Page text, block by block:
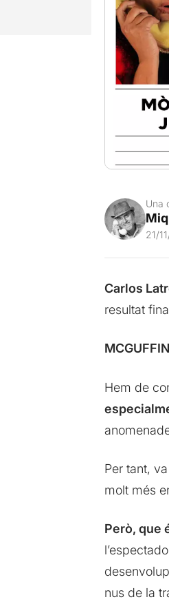
Una
21/
Carlos
resultat
MCGUFFIN
Hem de
Per tant,
molt més
Però, que
nus de la